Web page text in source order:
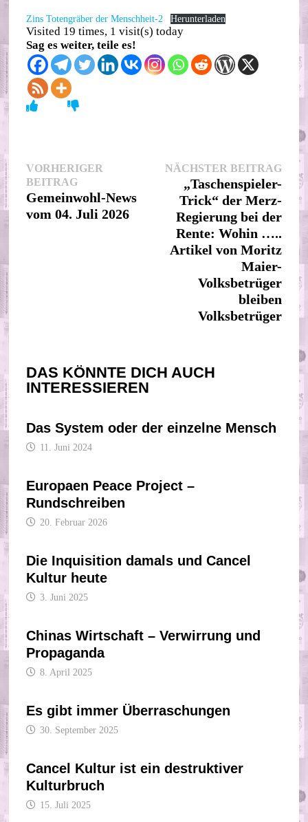
Zins Totengräber der Menschheit-2 Herunterladen
Visited 19 times, 1 visit(s) today
Sag es weiter, teile es!
Beitragsnavigation
VORHERIGER
BEITRAGVorheriger
Beitrag:
Gemeinwohl-News
vom 04. Juli 2026
NÄCHSTER BEITRAG
„Taschenspieler-
Trick“ der Merz-
Regierung bei der
Rente: Wohin …..
Artikel von Moritz
Maier-
Volksbetrüger
bleiben
Volksbetrüger
DAS KÖNNTE DICH AUCH
INTERESSIEREN
Das System oder der einzelne Mensch
11. Juni 2024
Europaen Peace Project –
Rundschreiben
20. Februar 2026
Die Inquisition damals und Cancel
Kultur heute
3. Juni 2025
Chinas Wirtschaft – Verwirrung und
Propaganda
8. April 2025
Es gibt immer Überraschungen
30. September 2025
Cancel Kultur ist ein destruktiver
Kulturbruch
15. Juli 2025